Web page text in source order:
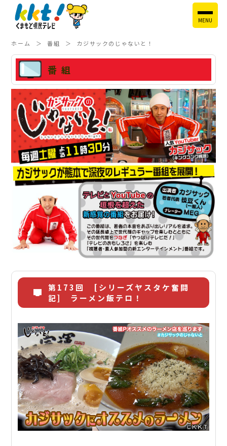
MENU
ホーム 番組 カジサックのじゃないと！
番組
第173回 [シリーズヤスタケ奮闘
記] ラーメン飯テロ！